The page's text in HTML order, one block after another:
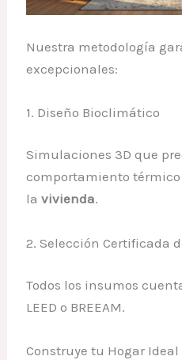
Nuestra metodología
excepcionales:
1. Diseño Bioclimático
Simulaciones 3D que
comportamiento
lavivienda.
2. Selección Certificada
Todos los insumos
LEED o BREEAM.
Construye tu Hogar Ideal